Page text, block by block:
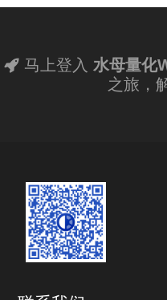
马上登入 水母量化
之旅，